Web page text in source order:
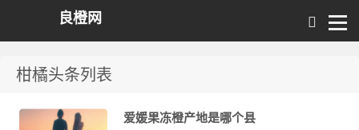
良橙网
柑橘头条列表
爱媛果冻橙产地是哪个县